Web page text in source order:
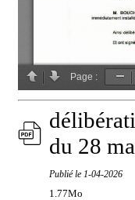
du 28
Publié le 1-04-2026
1.77Mo